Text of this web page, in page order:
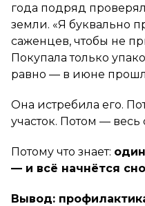
года подряд
земли. «Я буквально
саженцев, чтобы не
Покупала только
равно — в июне
Она истребила его.
участок. Потом —
Потому что знает:
— и всё начнётся
Вывод: